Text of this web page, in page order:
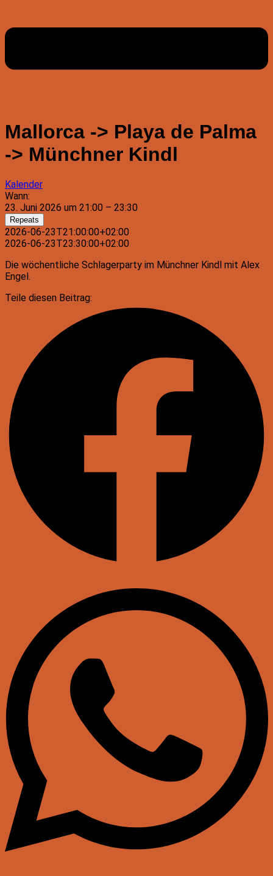
Mallorca -> Playa de Palma
-> Münchner Kindl
Kalender
Wann:
23. Juni 2026 um 21:00 – 23:30
Repeats
2026-06-23T21:00:00+02:00
2026-06-23T23:30:00+02:00
Die wöchentliche Schlagerparty im Münchner Kindl mit Alex
Engel.
Teile diesen Beitrag: